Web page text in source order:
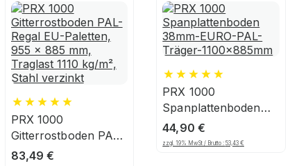
PRX 1000
Gitterrostboden PAL-
Regal EU-Paletten,
83,49€
PRX 1000
Spanplattenboden
38mm-EURO-PAL-
Träger-1100x885mm
44,90 €
zzgl. 19% MwSt / Brutto : 53,43 €